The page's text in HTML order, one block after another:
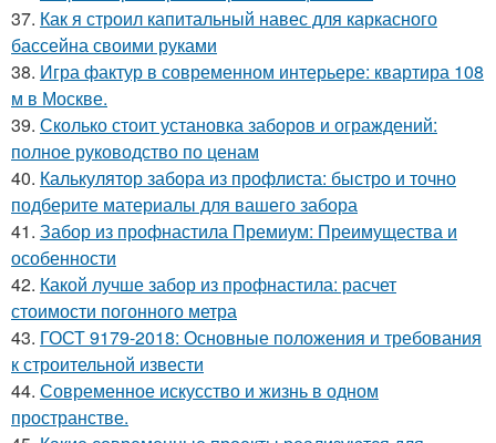
37. Как я строил капитальный навес для каркасного
бассейна своими руками
38. Игра фактур в современном интерьере: квартира 108
м в Москве.
39. Сколько стоит установка заборов и ограждений:
полное руководство по ценам
40. Калькулятор забора из профлиста: быстро и точно
подберите материалы для вашего забора
41. Забор из профнастила Премиум: Преимущества и
особенности
42. Какой лучше забор из профнастила: расчет
стоимости погонного метра
43. ГОСТ 9179-2018: Основные положения и требования
к строительной извести
44. Современное искусство и жизнь в одном
пространстве.